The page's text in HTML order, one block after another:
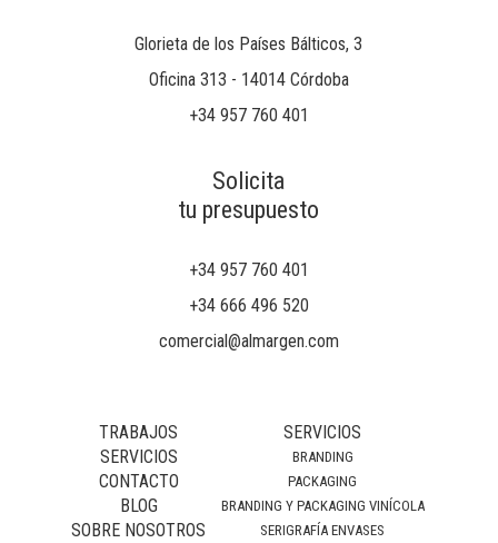
Glorieta de los Países Bálticos, 3
Oficina 313 - 14014 Córdoba
+34 957 760 401
Solicita
tu presupuesto
+34 957 760 401
+34 666 496 520
comercial@almargen.com
TRABAJOS
SERVICIOS
CONTACTO
BLOG
SOBRE NOSOTROS
SERVICIOS
BRANDING
PACKAGING
BRANDING Y PACKAGING VINÍCOLA
SERIGRAFÍA ENVASES